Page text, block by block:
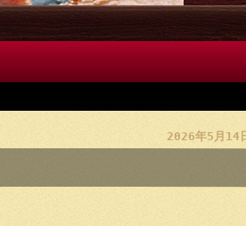
2026年5月14